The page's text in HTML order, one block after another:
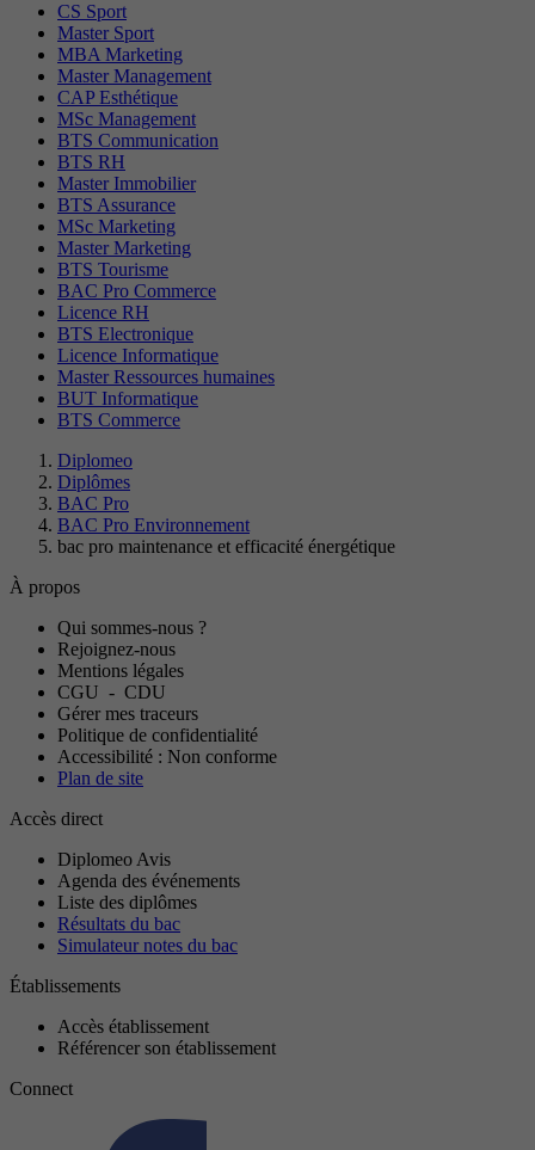
CS Sport
Master Sport
MBA Marketing
Master Management
CAP Esthétique
MSc Management
BTS Communication
BTS RH
Master Immobilier
BTS Assurance
MSc Marketing
Master Marketing
BTS Tourisme
BAC Pro Commerce
Licence RH
BTS Electronique
Licence Informatique
Master Ressources humaines
BUT Informatique
BTS Commerce
Diplomeo
Diplômes
BAC Pro
BAC Pro Environnement
bac pro maintenance et efficacité énergétique
À propos
Qui sommes-nous ?
Rejoignez-nous
Mentions légales
CGU - CDU
Gérer mes traceurs
Politique de confidentialité
Accessibilité : Non conforme
Plan de site
Accès direct
Diplomeo Avis
Agenda des événements
Liste des diplômes
Résultats du bac
Simulateur notes du bac
Établissements
Accès établissement
Référencer son établissement
Connect